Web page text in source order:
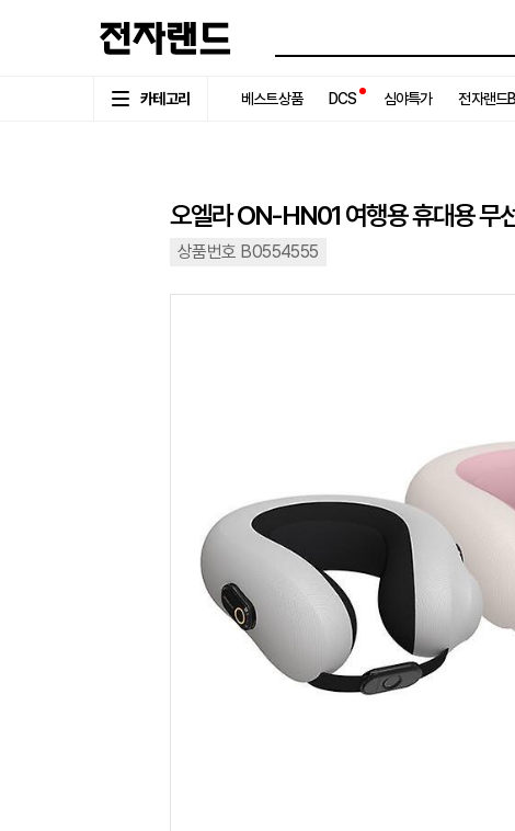
카테고리 베스트상품 DCS 심야특가 전자랜드
오엘라 ON-HN01 여행용 휴대용 무
상품번호 B0554555